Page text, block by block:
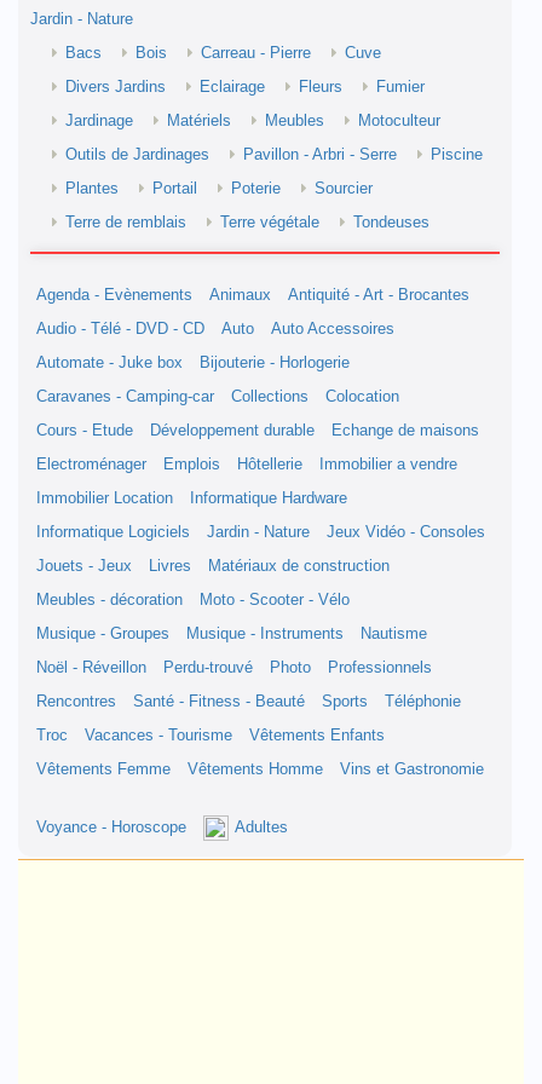
Jardin - Nature
Bacs
Bois Carreau - Pierre
Cuve
Divers Jardins
Eclairage Fleurs
Fumier
Jardinage
Matériels Meubles
Motoculteur
Outils de Jardinages
Pavillon - Arbri - Serre
Piscine
Plantes
Portail Poterie
Sourcier
Terre de remblais
Terre végétale Tondeuses
Agenda - Evènements Animaux
Antiquité - Art - Brocantes
Audio - Télé - DVD - CD
Auto
Auto Accessoires
Automate - Juke box
Bijouterie - Horlogerie
Caravanes - Camping-car
Collections
Colocation
Cours - Etude
Développement durable
Echange de maisons
Electroménager
Emplois Hôtellerie
Immobilier a vendre
Immobilier Location
Informatique Hardware
Informatique Logiciels
Jardin - Nature
Jeux Vidéo - Consoles
Jouets - Jeux
Livres
Matériaux de construction
Meubles - décoration
Moto - Scooter - Vélo
Musique - Groupes
Musique - Instruments
Nautisme
Noël - Réveillon
Perdu-trouvé Photo
Professionnels
Rencontres
Santé - Fitness - Beauté Sports
Téléphonie
Troc
Vacances - Tourisme
Vêtements Enfants
Vêtements Femme
Vêtements Homme Vins et Gastronomie
Voyance - Horoscope Adultes